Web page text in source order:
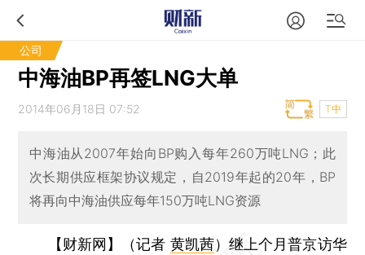
公司
中海油BP再签LNG大单
2014年06月18日 07:52 T中
中海油从2007年始向BP购入每年260万吨LNG；此
次长期供应框架协议规定，自2019年起的20年，BP
将再向中海油供应每年150万吨LNG资源
【财新网】（记者 黄凯茜） 继上个月普京访华